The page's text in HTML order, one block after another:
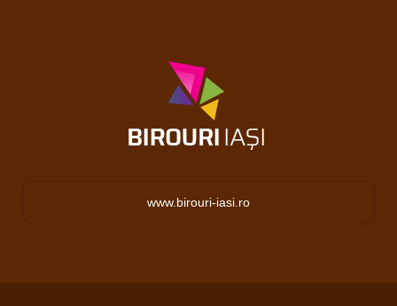
www.birouri-iasi.ro